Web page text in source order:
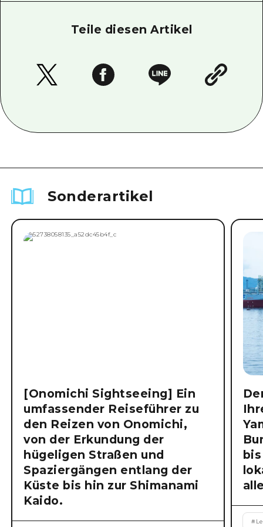
Teile diesen Artikel
Sonderartikel
[Onomichi Sightseeing] Ein
umfassender Reiseführer zu
den Reizen von Onomichi,
von der Erkundung der
hügeligen Straßen und
Spaziergängen entlang der
Küste bis hin zur Shimanami
Kaido.
#